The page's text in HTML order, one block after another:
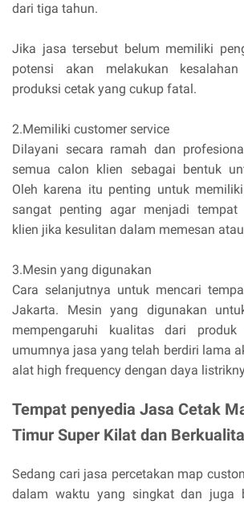
dari tiga tahun.
Jika jasa tersebut belum memiliki
potensi akan melakukan
produksi cetak yang cukup fatal.
2.Memiliki customer service
Dilayani secara ramah dan
semua calon klien sebagai bentuk
Oleh karena itu penting untuk
sangat penting agar menjadi tempat
klien jika kesulitan dalam memesan
3.Mesin yang digunakan
Cara selanjutnya untuk mencari
Jakarta. Mesin yang digunakan
mempengaruhi kualitas dari
umumnya jasa yang telah berdiri lama
alat high frequency dengan daya
Tempat penyedia Jasa Cetak
Timur Super Kilat dan
Sedang cari jasa percetakan map
dalam waktu yang singkat dan juga